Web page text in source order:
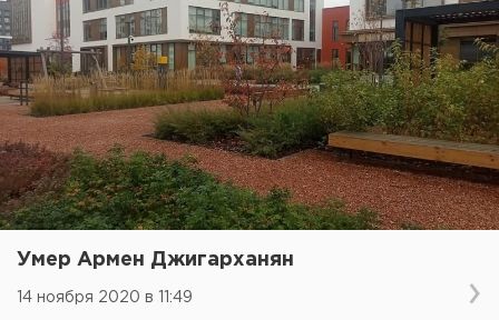
Умер Армен Джигарханян
14 ноября 2020 в 11:49